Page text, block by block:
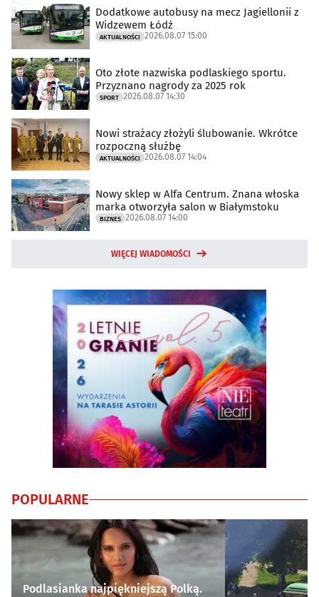
Dodatkowe autobusy na mecz Jagiellonii z
Widzewem Łódź
AKTUALNOŚCI 2026.08.07 15:00
Oto złote nazwiska podlaskiego sportu.
Przyznano nagrody za 2025 rok
SPORT 2026.08.07 14:30
Nowi strażacy złożyli ślubowanie. Wkrótce
rozpoczną służbę
AKTUALNOŚCI 2026.08.07 14:04
Nowy sklep w Alfa Centrum. Znana włoska
marka otworzyła salon w Białymstoku
BIZNES 2026.08.07 14:00
WIĘCEJ WIADOMOŚCI
POPULARNE
Podlasianka najpiękniejszą Polką.